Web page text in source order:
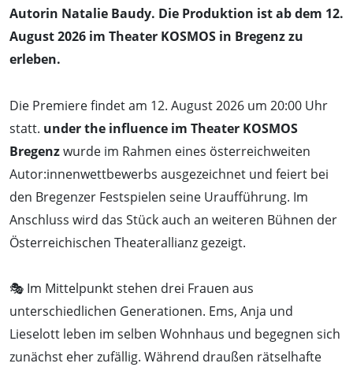
Autorin Natalie Baudy. Die Produktion ist ab dem 12.
August 2026 im Theater KOSMOS in Bregenz zu
erleben.
Die Premiere findet am 12. August 2026 um 20:00 Uhr
statt. under the influence im Theater KOSMOS
Bregenzwurde im Rahmen eines österreichweiten
Autor:innenwettbewerbs ausgezeichnet und feiert bei
den Bregenzer Festspielen seine Uraufführung. Im
Anschluss wird das Stück auch an weiteren Bühnen der
Österreichischen Theaterallianz gezeigt.
🎭 Im Mittelpunkt stehen drei Frauen aus
unterschiedlichen Generationen. Ems, Anja und
Lieselott leben im selben Wohnhaus und begegnen sich
zunächst eher zufällig. Während draußen rätselhafte